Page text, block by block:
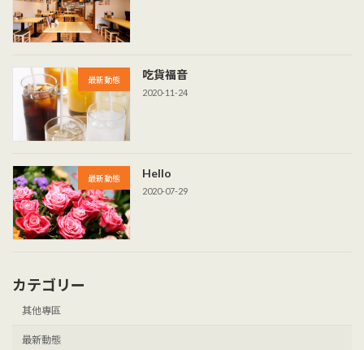
最新動態 吃貨福音
2020-11-24
最新動態 Hello
2020-07-29
カテゴリー
其他專區
最新動態